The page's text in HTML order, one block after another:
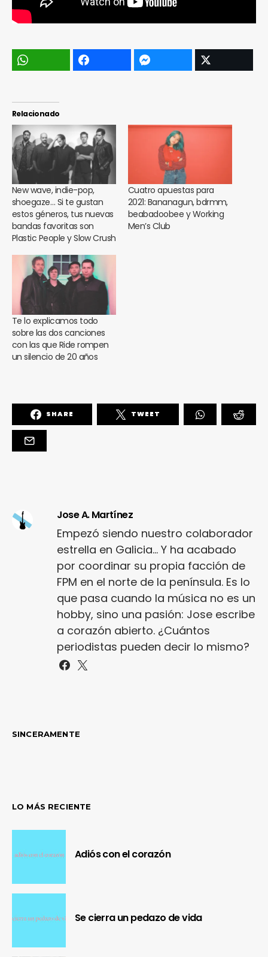
Relacionado
New wave, indie-pop,
shoegaze… Si te gustan
estos géneros, tus nuevas
bandas favoritas son
Plastic People y Slow Crush
Cuatro apuestas para
2021: Bananagun, bdrmm,
beabadoobee y Working
Men’s Club
Te lo explicamos todo
sobre las dos canciones
con las que Ride rompen
un silencio de 20 años
SHARE TWEET
Jose A. Martínez
Empezó siendo nuestro colaborador
estrella en Galicia... Y ha acabado
por coordinar su propia facción de
FPM en el norte de la península. Es lo
que pasa cuando la música no es un
hobby, sino una pasión: Jose escribe
a corazón abierto. ¿Cuántos
periodistas pueden decir lo mismo?
SINCERAMENTE
LO MÁS RECIENTE
Adiós con el corazón
Se cierra un pedazo de vida